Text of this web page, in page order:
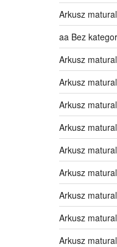
Arkusz
aa Bez
Arkusz
Arkusz
Arkusz
Arkusz
Arkusz
Arkusz
Arkusz
Arkusz
Arkusz